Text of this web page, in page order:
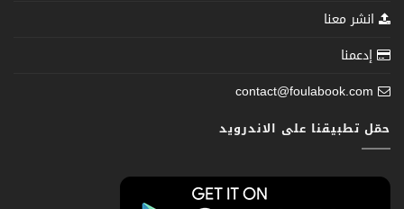
انشر معنا
إدعمنا
contact@foulabook.com
حمّل تطبيقنا على الاندرويد